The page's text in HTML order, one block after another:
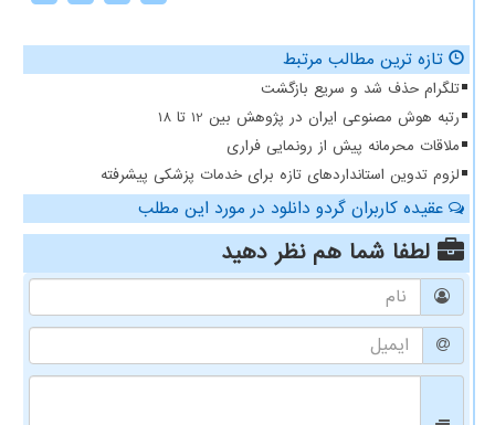
تازه ترین مطالب مرتبط
تلگرام حذف شد و سریع بازگشت
رتبه هوش مصنوعی ایران در پژوهش بین 12 تا 18
ملاقات محرمانه پیش از رونمایی فراری
لزوم تدوین استانداردهای تازه برای خدمات پزشکی پیشرفته
عقیده کاربران گردو دانلود در مورد این مطلب
لطفا شما همنظر دهید